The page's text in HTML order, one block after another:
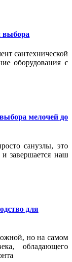
выбора
сантехнической
оборудования с
мелочей до
санузлы, это
завершается наш
для
но на самом
обладающего